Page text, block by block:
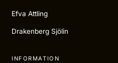
Efva Attling
Drakenberg Sjölin
INFORMATION